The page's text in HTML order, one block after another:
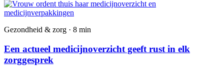
Gezondheid & zorg · 8 min
Een actueel medicijnoverzicht geeft rust in elk
zorggesprek